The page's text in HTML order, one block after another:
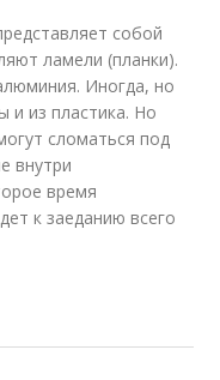
собой
ламели (планки).
Иногда, но
и из пластика. Но
сломаться под
внутри
время
к заеданию всего